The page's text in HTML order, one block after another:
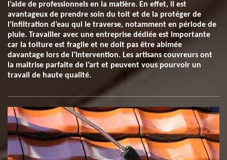
l’aide de professionnels en la matière. En effet, il est
avantageux de prendre soin du toit et de la protéger de
l’infiltration d’eau qui le traverse, notamment en période de
pluie. Travailler avec une entreprise dédiée est importante
car la toiture est fragile et ne doit pas être abimée
davantage lors de l’intervention. Les artisans couvreurs ont
la maitrise parfaite de l’art et peuvent vous pourvoir un
travail de haute qualité.